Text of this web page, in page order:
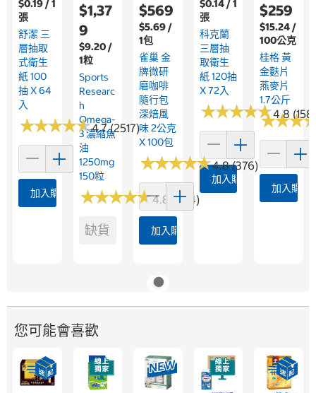
$0.19 / 1
張
舒潔 三
層抽取
式衛生
紙 100
抽 X 64
入
★★★★★
★★★★★4.7 (2517)
加入購物車
$1,37
9
$9.20 /
1粒
Sports
Researc
H
Omega-
3 濃縮魚
油
1250mg
150粒
★★★★★
★★★★★4.8 (364)
缺貨
$569
$5.69 /
1包
雀巢 金
牌微研
磨咖啡
隨行包
深焙風
味 2公克
X 100包
★★★★★
★★★★★4.8 (376)
加入購物車
$0.14 / 1
張
科克蘭
三層抽
取衛生
紙 120抽
X 72入
★★★★★
★★★★★4.8
加入購物車
$259
$15.24 /
100公克
桂格 黃
金麩片
燕麥片
1.7公斤
★★★
★★★
加入購物
您可能會喜歡